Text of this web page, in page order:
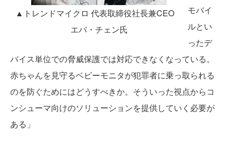
▲トレンドマイクロ 代表取締役社長兼CEO
エバ・チェン氏
モバイ
ルとい
ったデ
バイス単位での脅威保護では対応できなくなっている。
赤ちゃんを見守るベビーモニタが犯罪者に乗っ取られる
のを防ぐためにはどうすべきか。そういった視点からコ
ンシューマ向けのソリューションを提供していく必要が
ある」